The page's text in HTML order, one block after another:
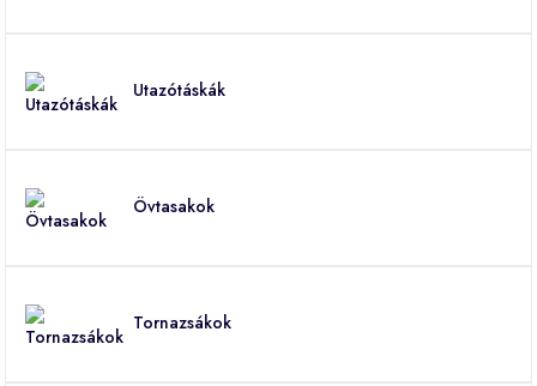
Utazótáskák
Övtasakok
Tornazsákok